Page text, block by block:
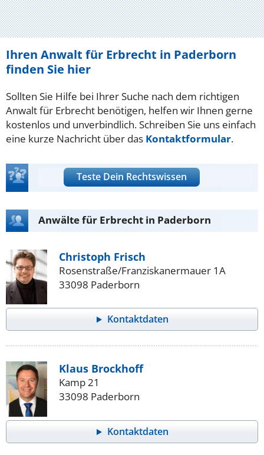
Ihren Anwalt für Erbrecht in Paderborn
finden Sie hier
Sollten Sie Hilfe bei Ihrer Suche nach dem richtigen
Anwalt für Erbrecht benötigen, helfen wir Ihnen gerne
kostenlos und unverbindlich. Schreiben Sie uns einfach
eine kurze Nachricht über das Kontaktformular.
Teste Dein Rechtswissen
Anwälte für Erbrecht in Paderborn
Christoph Frisch
Rosenstraße/Franziskanermauer 1A
33098 Paderborn
Kontaktdaten
Klaus Brockhoff
Kamp 21
33098 Paderborn
Kontaktdaten